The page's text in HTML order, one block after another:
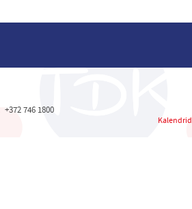
Kalendrid
+372 746 1800